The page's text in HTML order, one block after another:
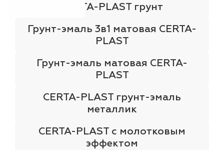
CERTA-PLAST грунт
Грунт-эмаль 3в1 матовая CERTA-
PLAST
Грунт-эмаль матовая CERTA-
PLAST
CERTA-PLAST грунт-эмаль
металлик
CERTA-PLAST с молотковым
эффектом